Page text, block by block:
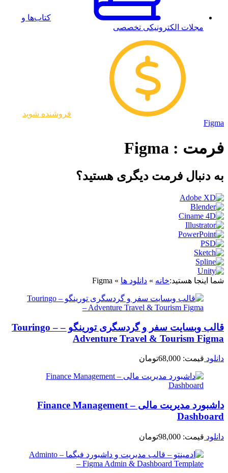
کتاب‌ها و
مجلات الکترونیکی تخصصی
فروشنده شوید
Figma
فرمت : Figma
به دنبال فرمت دیگری هستید؟
شما اینجا هستید:خانه » دانلود ها »
Figma
قالب وبسایت سفر و گردسگری تورینگو – Touringo –
Adventure Travel & Tourism Figma
دانلود قیمت: 68,000تومان
داشبورد مدیریت مالی – Finance Management
Dashboard
دانلود قیمت: 98,000تومان